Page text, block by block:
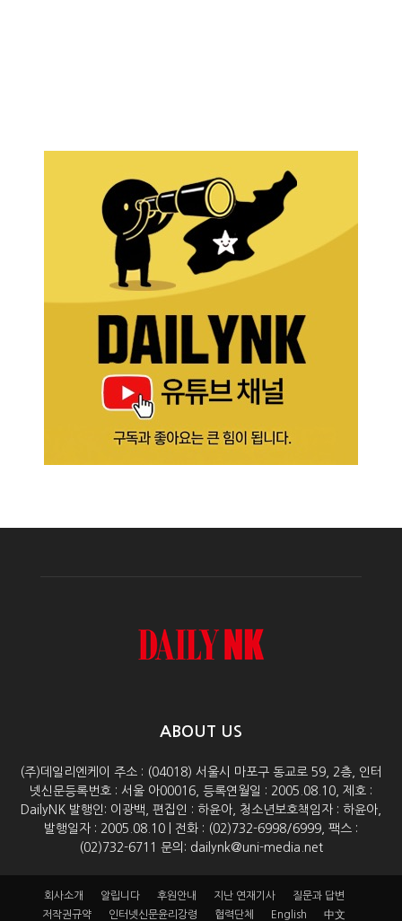
ABOUT US
(주)데일리엔케이 주소 : (04018) 서울시 마포구 동교로 59, 2층, 인터
넷신문등록번호 : 서울 아00016, 등록연월일 : 2005.08.10, 제호 :
DailyNK 발행인: 이광백, 편집인 : 하윤아, 청소년보호책임자 : 하윤아,
발행일자 : 2005.08.10 | 전화 : (02)732-6998/6999, 팩스 :
(02)732-6711 문의: dailynk@uni-media.net
회사소개 알립니다 후원안내 지난 연재기사
질문과 답변
저작권규약
인터넷신문윤리강령 협력단체 English 中文